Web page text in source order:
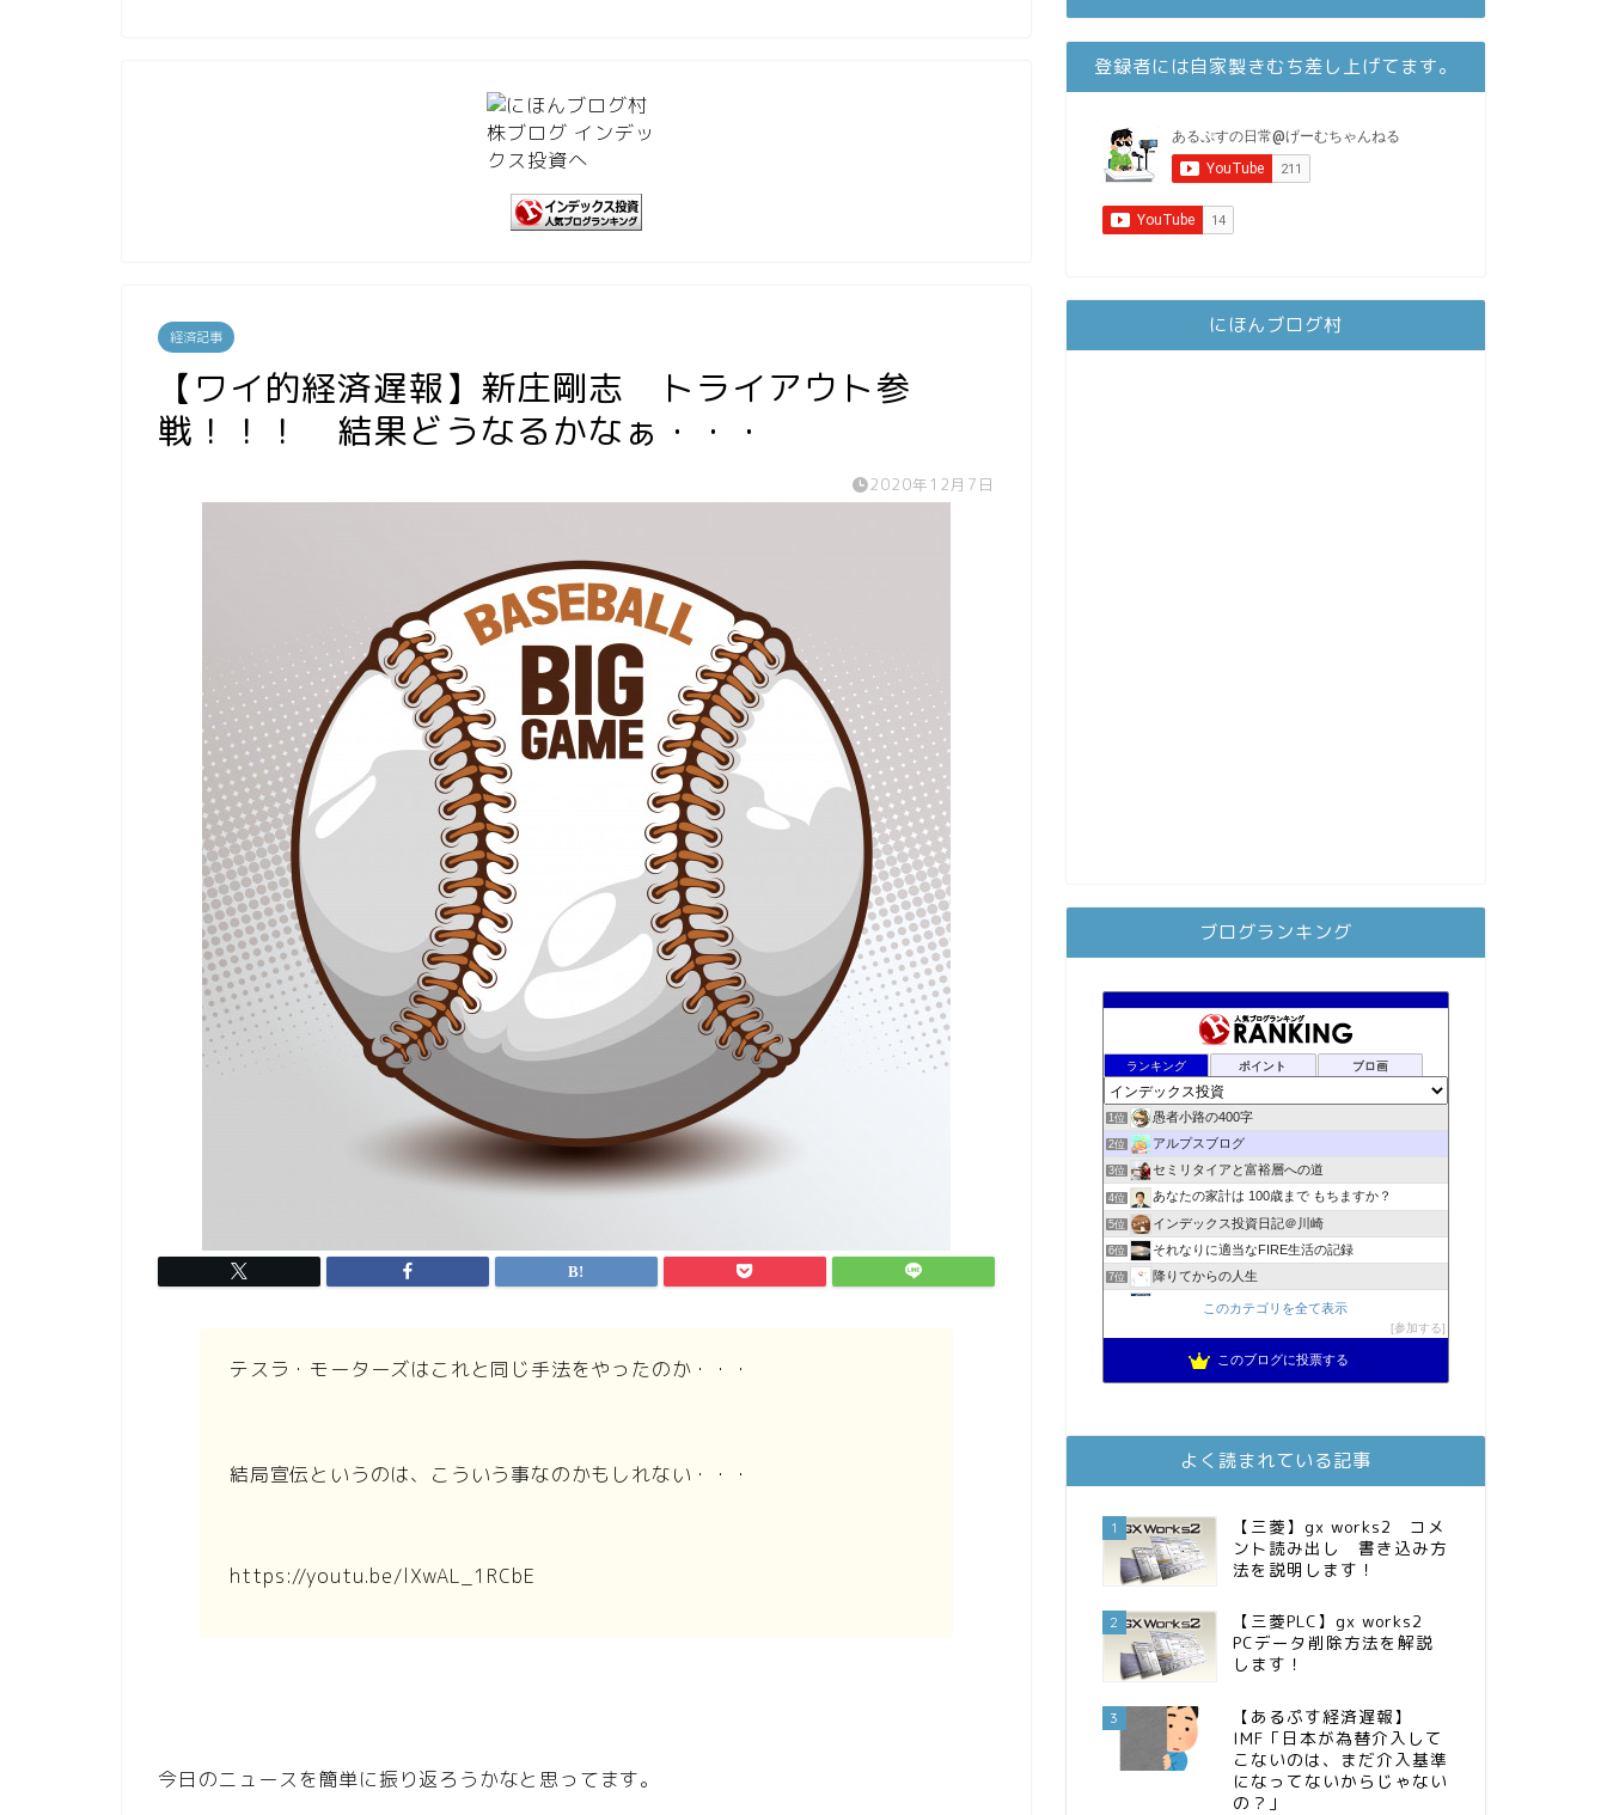
経済記事
【ワイ的経済遅報】新庄剛志 トライアウト参
戦！！！ 結果どうなるかなぁ・・・
2020年12月7日
テスラ・モーターズはこれと同じ手法をやったのか・・・
結局宣伝というのは、こういう事なのかもしれない・・・
https://youtu.be/lXwAL_1RCbE
今日のニュースを簡単に振り返ろうかなと思ってます。
登録者には自家製きむち差し上げてます。
にほんブログ村
ブログランキング
ランキング ポイント ブロ画
1位 愚者小路の400字
2位 アルプスブログ
3位 セミリタイアと富裕層への道
4位 あなたの家計は 100歳まで もちますか？
5位 インデックス投資日記＠川崎
6位 それなりに適当なFIRE生活の記録
7位 降りてからの人生
2023年(46歳)FIRE！！！＠20XX年FIRE！！！
スパコンSEが効率的投資で一家セミリタイアするブログ
11位 MBAのインデックス投資日記
13位 お金に困らない生活（インデックス投資ブログ）
FPが実践するお金の知恵を磨く勉強会
15位 インデックス投資でも富裕層
このカテゴリを全て表示
参加する
このブログに投票する
よく読まれている記事
1
【三菱】gx works2 コメ
ント読み出し 書き込み方
法を説明します！
2
【三菱PLC】gx works2
PCデータ削除方法を解説
します！
3
【あるぷす経済遅報】
IMF「日本が為替介入して
こないのは、まだ介入基準
になってないからじゃない
の？」